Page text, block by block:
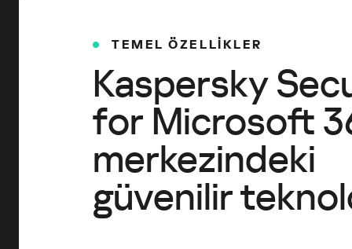
TEMEL ÖZELLİKLER
Kaspersky
for Microsoft
merkezindeki
güvenilir